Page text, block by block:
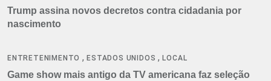
Trump assina novos decretos contra cidadania por
nascimento
ENTRETENIMENTO ,ESTADOS UNIDOS ,LOCAL
Game show mais antigo da TV americana faz seleção